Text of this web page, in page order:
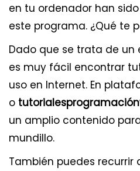
en tu ordenador han
este programa. ¿Qué te
Dado que se trata de un
es muy fácil encontrar
uso en Internet. En
o
un amplio contenido
mundillo.
También puedes